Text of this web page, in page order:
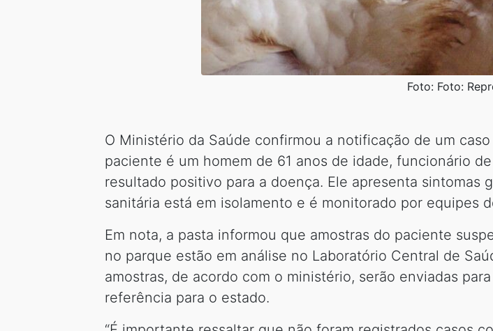
Foto: Foto:
O Ministério da Saúde confirmou a notificação de um
paciente é um homem de 61 anos de idade, funcionário
resultado positivo para a doença. Ele apresenta
sanitária está em isolamento e é monitorado por equipes
Em nota, a pasta informou que amostras do paciente
no parque estão em análise no Laboratório Central de
amostras, de acordo com o ministério, serão enviadas
referência para o estado.